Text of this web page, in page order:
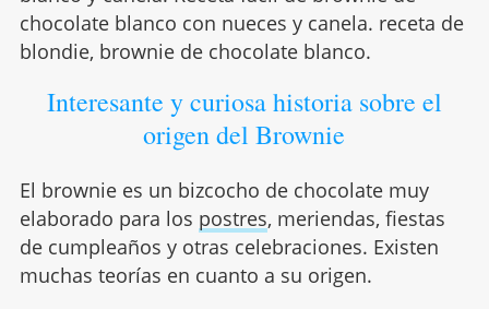
chocolate blanco con nueces y canela. receta de
blondie, brownie de chocolate blanco.
Interesante y curiosa historia sobre el
origen del Brownie
El brownie es un bizcocho de chocolate muy
elaborado para los postres, meriendas, fiestas
de cumpleaños y otras celebraciones. Existen
muchas teorías en cuanto a su origen.